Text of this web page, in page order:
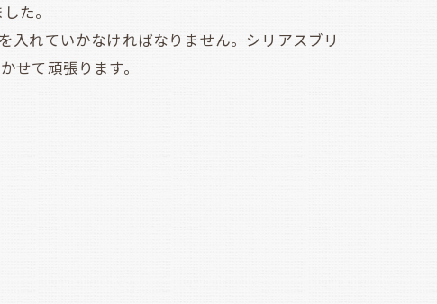
た。
れていかなければなりません。シリアスブリ
せて頑張ります。